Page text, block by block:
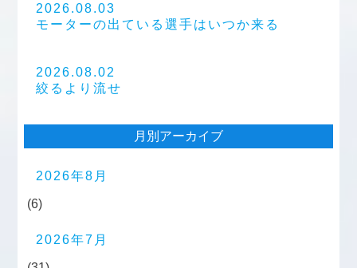
2026.08.03
モーターの出ている選手はいつか来る
2026.08.02
絞るより流せ
月別アーカイブ
2026年8月
(6)
2026年7月